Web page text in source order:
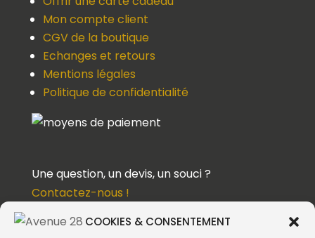
COOKIES & CONSENTEMENT
Mon compte client
CGV de la boutique
Echanges et retours
Mentions légales
Politique de confidentialité
Une question, un devis, un souci ?
Contactez-nous !